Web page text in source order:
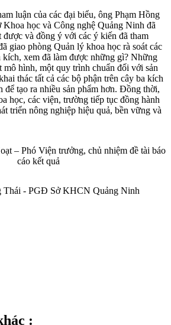
luận của các đại biểu, ông Phạm Hồng
Khoa học và Công nghệ Quảng Ninh đã
được và đồng ý với các ý kiến đã tham
giao phòng Quản lý khoa học rà soát các
kích, xem đã làm được những gì? Những
mô hình, một quy trình chuẩn đối với sản
thác tất cả các bộ phận trên cây ba kích
để tạo ra nhiều sản phẩm hơn. Đồng thời,
học, các viện, trường tiếp tục đồng hành
triển nông nghiệp hiệu quả, bền vững và
– Phó Viện trưởng, chủ nhiệm đề tài báo
cáo kết quả
Thái - PGĐ Sở KHCN Quảng Ninh
: